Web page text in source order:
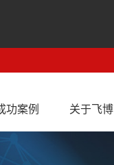
功案例 关于飞博